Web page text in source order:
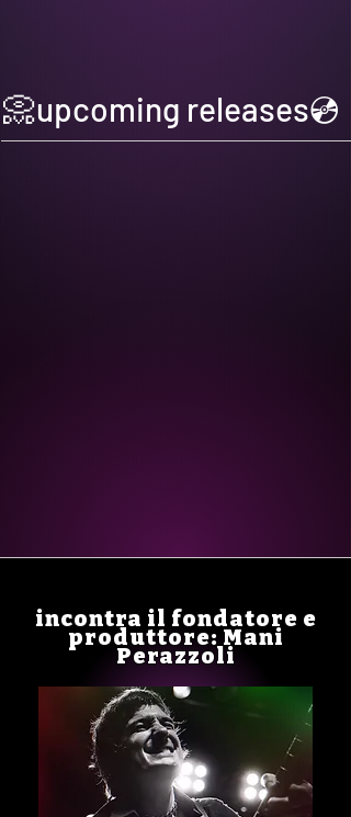
📀upcoming releases💿
incontra il fondatore e
produttore: Mani
Perazzoli